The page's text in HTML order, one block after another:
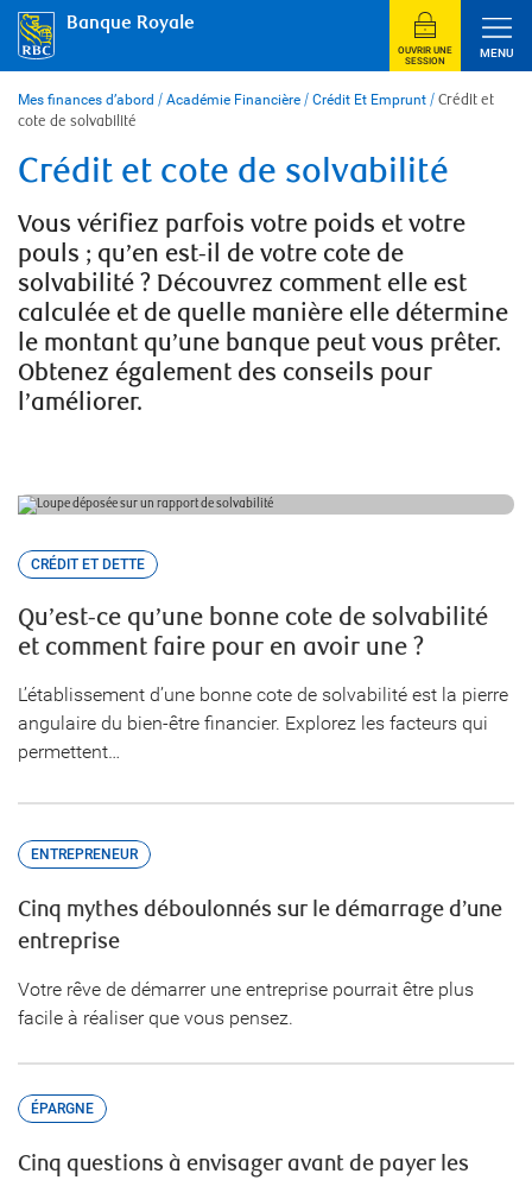
content
Banque Royale
OUVRIR UNE
SESSION
MENU
Mes finances d’abord / Académie Financière / Crédit Et Emprunt / Crédit et
cote de solvabilité
Crédit et cote de solvabilité
Vous vérifiez parfois votre poids et votre
pouls ; qu’en est-il de votre cote de
solvabilité ? Découvrez comment elle est
calculée et de quelle manière elle détermine
le montant qu’une banque peut vous prêter.
Obtenez également des conseils pour
l’améliorer.
CRÉDIT ET DETTE
Qu’est-ce qu’une bonne cote de solvabilité
et comment faire pour en avoir une ?
L’établissement d’une bonne cote de solvabilité est la pierre
angulaire du bien-être financier. Explorez les facteurs qui
permettent…
ENTREPRENEUR
Cinq mythes déboulonnés sur le démarrage d’une
entreprise
Votre rêve de démarrer une entreprise pourrait être plus
facile à réaliser que vous pensez.
ÉPARGNE
Cinq questions à envisager avant de payer les